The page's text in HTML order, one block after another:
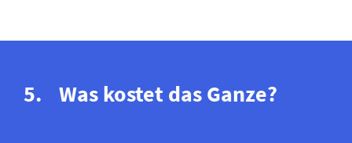
Was kostet das Ganze?